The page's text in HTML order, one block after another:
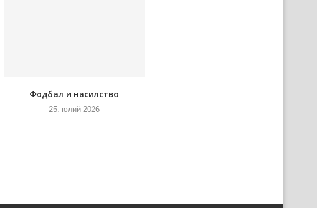
Фодбал и насилство
25. юлий 2026